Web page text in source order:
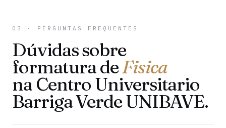
03 · PERGUNTAS FREQUENTES
Dúvidas sobre
formatura deFisica
na Centro Universitario
Barriga Verde UNIBAVE.